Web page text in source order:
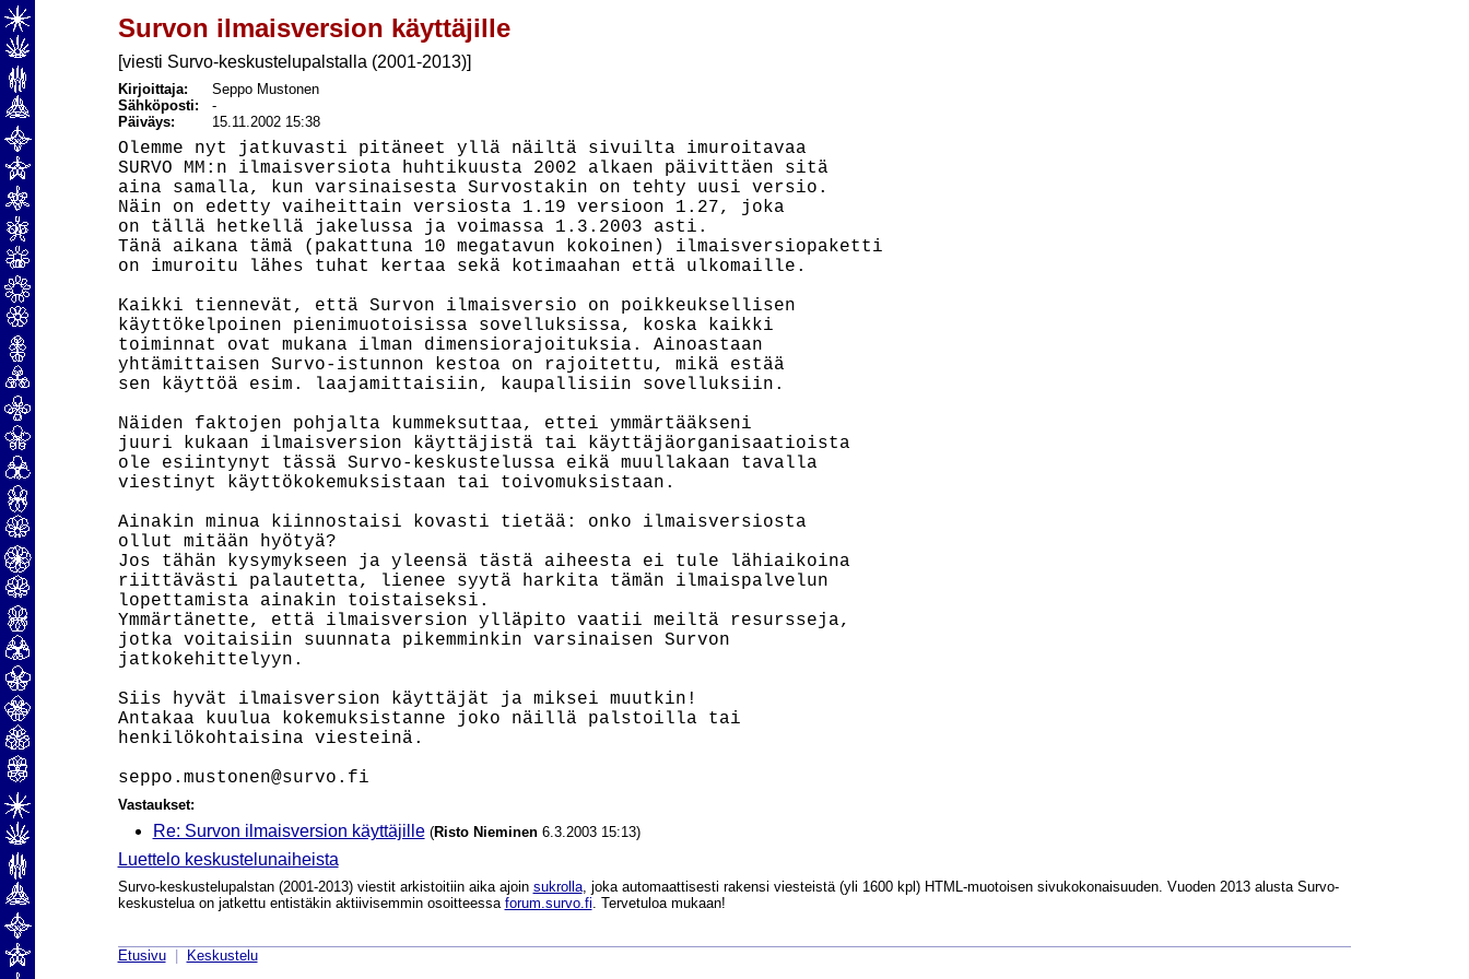
Survon ilmaisversion käyttäjille
[viesti Survo-keskustelupalstalla (2001-2013)]
Kirjoittaja:
Seppo Mustonen
Sähköposti: -
Päiväys:
15.11.2002 15:38
Olemme nyt jatkuvasti pitäneet yllä näiltä sivuilta imuroitavaa
SURVO MM:n ilmaisversiota huhtikuusta 2002 alkaen päivittäen sitä
aina samalla, kun varsinaisesta Survostakin on tehty uusi versio.
Näin on edetty vaiheittain versiosta 1.19 versioon 1.27, joka
on tällä hetkellä jakelussa ja voimassa 1.3.2003 asti.
Tänä aikana tämä (pakattuna 10 megatavun kokoinen) ilmaisversiopaketti
on imuroitu lähes tuhat kertaa sekä kotimaahan että ulkomaille.
Kaikki tiennevät, että Survon ilmaisversio on poikkeuksellisen
käyttökelpoinen pienimuotoisissa sovelluksissa, koska kaikki
toiminnat ovat mukana ilman dimensiorajoituksia. Ainoastaan
yhtämittaisen Survo-istunnon kestoa on rajoitettu, mikä estää
sen käyttöä esim. laajamittaisiin, kaupallisiin sovelluksiin.
Näiden faktojen pohjalta kummeksuttaa, ettei ymmärtääkseni
juuri kukaan ilmaisversion käyttäjistä tai käyttäjäorganisaatioista
ole esiintynyt tässä Survo-keskustelussa eikä muullakaan tavalla
viestinyt käyttökokemuksistaan tai toivomuksistaan.
Ainakin minua kiinnostaisi kovasti tietää: onko ilmaisversiosta
ollut mitään hyötyä?
Jos tähän kysymykseen ja yleensä tästä aiheesta ei tule lähiaikoina
riittävästi palautetta, lienee syytä harkita tämän ilmaispalvelun
lopettamista ainakin toistaiseksi.
Ymmärtänette, että ilmaisversion ylläpito vaatii meiltä resursseja,
jotka voitaisiin suunnata pikemminkin varsinaisen Survon
jatkokehittelyyn.
Siis hyvät ilmaisversion käyttäjät ja miksei muutkin!
Antakaa kuulua kokemuksistanne joko näillä palstoilla tai
henkilökohtaisina viesteinä.
Vastaukset:
Re: Survon ilmaisversion käyttäjille (Risto Nieminen6.3.2003 15:13)
Luettelo keskustelunaiheista
Survo-keskustelupalstan (2001-2013) viestit arkistoitiin aika ajoin sukrolla, joka automaattisesti rakensi viesteistä (yli 1600 kpl) HTML-muotoisen sivukokonaisuuden. Vuoden 2013 alusta Survo-
keskustelua on jatkettu entistäkin aktiivisemmin osoitteessa forum.survo.fi. Tervetuloa mukaan!
Etusivu| Keskustelu